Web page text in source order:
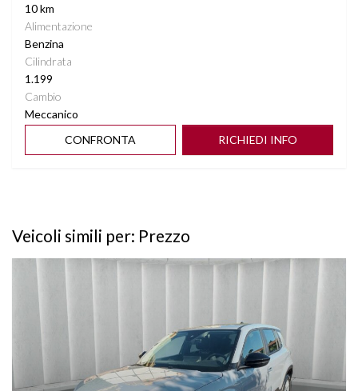
10 km
Alimentazione
Benzina
Cilindrata
1.199
Cambio
Meccanico
CONFRONTA
RICHIEDI INFO
Veicoli simili per: Prezzo
Vedi dettagli